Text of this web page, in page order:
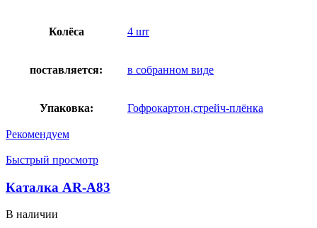
Колёса 4 шт
поставляется: в собранном виде
Упаковка: Гофрокартон,стрейч-плёнка
Рекомендуем
Быстрый просмотр
Каталка AR-A83
В наличии